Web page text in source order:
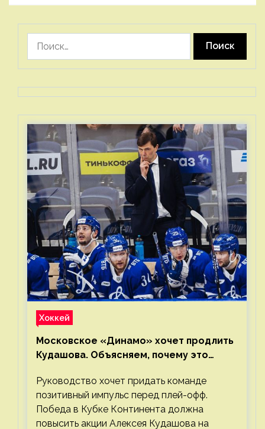
Хоккей
Московское «Динамо» хочет продлить
Кудашова. Объясняем, почему это
Руководство хочет придать команде
позитивный импульс перед плей-офф.
Победа в Кубке Континента должна
повысить акции Алексея Кудашова на